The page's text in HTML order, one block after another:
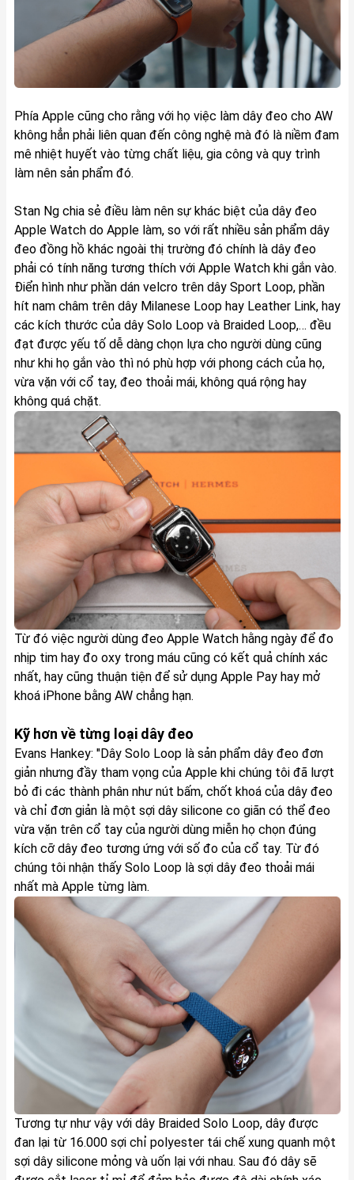
Phía Apple cũng cho rằng với họ việc làm dây đeo cho AW
không hẳn phải liên quan đến công nghệ mà đó là niềm đam
mê nhiệt huyết vào từng chất liệu, gia công và quy trình
làm nên sản phẩm đó.
Stan Ng chia sẻ điều làm nên sự khác biệt của dây đeo
Apple Watch do Apple làm, so với rất nhiều sản phẩm dây
đeo đồng hồ khác ngoài thị trường đó chính là dây đeo
phải có tính năng tương thích với Apple Watch khi gắn vào.
Điển hình như phần dán velcro trên dây Sport Loop, phần
hít nam châm trên dây Milanese Loop hay Leather Link, hay
các kích thước của dây Solo Loop và Braided Loop,… đều
đạt được yếu tố dễ dàng chọn lựa cho người dùng cũng
như khi họ gắn vào thì nó phù hợp với phong cách của họ,
vừa vặn với cổ tay, đeo thoải mái, không quá rộng hay
không quá chặt.
Từ đó việc người dùng đeo Apple Watch hằng ngày để đo
nhịp tim hay đo oxy trong máu cũng có kết quả chính xác
nhất, hay cũng thuận tiện để sử dụng Apple Pay hay mở
khoá iPhone bằng AW chẳng hạn.
Kỹ hơn về từng loại dây đeo
Evans Hankey: "Dây Solo Loop là sản phẩm dây đeo đơn
giản nhưng đầy tham vọng của Apple khi chúng tôi đã lượt
bỏ đi các thành phân như nút bấm, chốt khoá của dây đeo
và chỉ đơn giản là một sợi dây silicone co giãn có thể đeo
vừa vặn trên cổ tay của người dùng miễn họ chọn đúng
kích cỡ dây đeo tương ứng với số đo của cổ tay. Từ đó
chúng tôi nhận thấy Solo Loop là sợi dây đeo thoải mái
nhất mà Apple từng làm.
Tương tự như vậy với dây Braided Solo Loop, dây được
đan lại từ 16.000 sợi chỉ polyester tái chế xung quanh một
sợi dây silicone mỏng và uốn lại với nhau. Sau đó dây sẽ